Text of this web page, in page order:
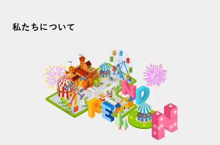
私たちについて